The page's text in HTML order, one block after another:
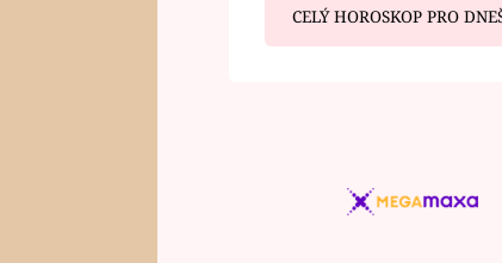
CELÝ HOROSKOP PRO